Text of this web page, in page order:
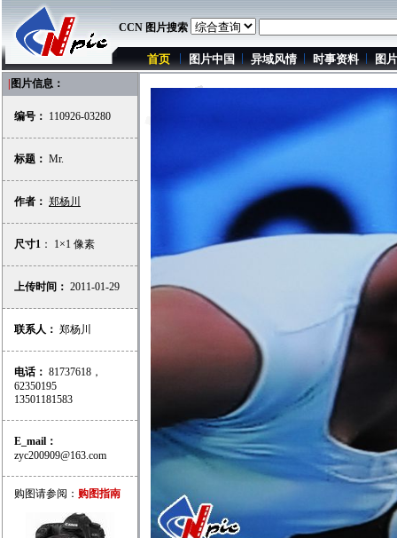
CCN 图片搜索
首页 图片中国 异域风情 时事资料 图
图片信息：
编号： 110926-03280
标题： Mr.
作者： 郑杨川
尺寸1 ： 1×1 像素
上传时间： 2011-01-29
联系人： 郑杨川
电话： 81737618，
62350195
13501181583
E_mail：
zyc200909@163.com
购图请参阅： 购图指南